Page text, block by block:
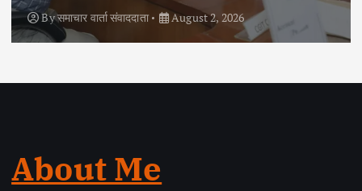
Byसमाचार वार्ता संवाददाता August 2, 2026
About Me